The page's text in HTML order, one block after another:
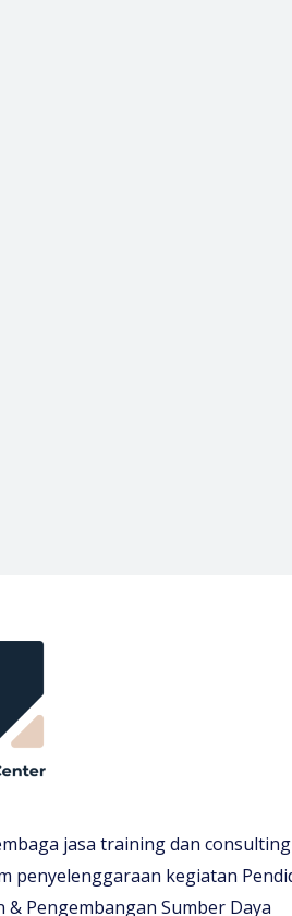
jasa training dan
penyelenggaraan kegiatan
& Pengembangan Sumber Daya